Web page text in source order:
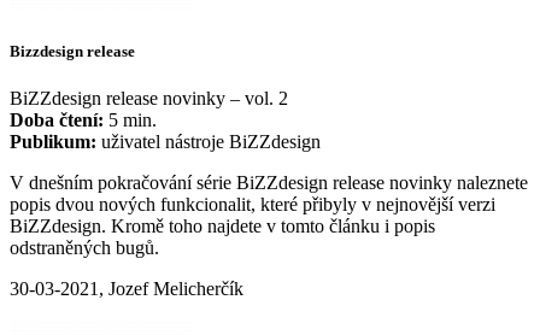
Bizzdesign release
BiZZdesign release novinky – vol. 2
Doba čtení: 5 min.
Publikum: uživatel nástroje BiZZdesign
V dnešním pokračování série BiZZdesign release novinky naleznete
popis dvou nových funkcionalit, které přibyly v nejnovější verzi
BiZZdesign. Kromě toho najdete v tomto článku i popis
odstraněných bugů.
30-03-2021, Jozef Melicherčík